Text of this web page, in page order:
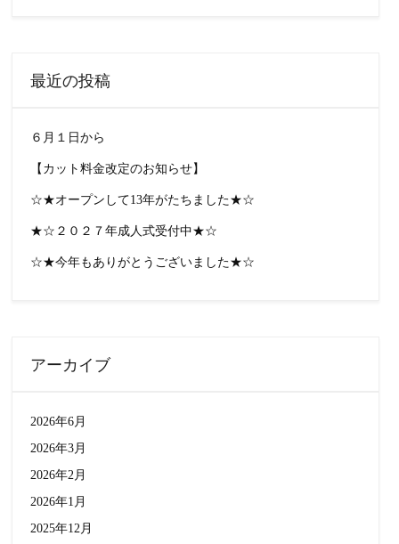
最近の投稿
６月１日から
【カット料金改定のお知らせ】
☆★オープンして13年がたちました★☆
★☆２０２７年成人式受付中★☆
☆★今年もありがとうございました★☆
アーカイブ
2026年6月
2026年3月
2026年2月
2026年1月
2025年12月